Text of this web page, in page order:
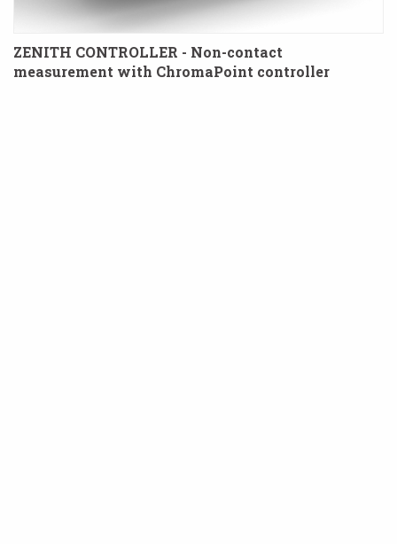
ZENITH CONTROLLER - Non-contact
measurement with ChromaPoint controller